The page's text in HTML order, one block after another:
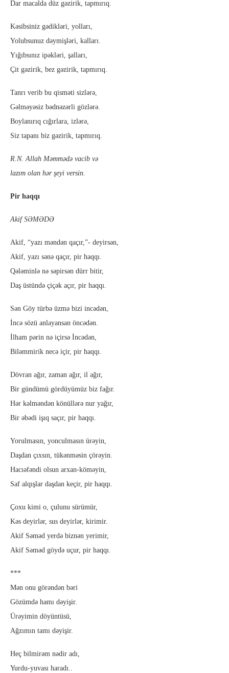
Dar macalda düz gəzirik, tapmırıq.
Kəsibsiniz gədikləri, yolları,
Yolubsunuz dəymişləri, kalları.
Yığıbsınız ipəkləri, şalları,
Çit gəzirik, bez gəzirik, tapmırıq.
Tanrı verib bu qisməti sizlərə,
Gəlməyəsiz bədnəzərli gözlərə.
Boylanırıq cığırlara, izlərə,
Siz tapanı biz gəzirik, tapmırıq.
R.N. Allah Məmmədə vacib və
lazım olan hər şeyi versin.
Pir haqqı
Akif SƏMƏDƏ
Akif, “yazı məndən qaçır,”- deyirsən,
Akif, yazı sənə qaçır, pir haqqı.
Qələminlə nə səpirsən dürr bitir,
Daş üstündə çiçək açır, pir haqqı.
Sən Göy türbə üzmə bizi incədən,
İncə sözü anlayansan öncədən.
İlham pərin nə içirsə İncədən,
Biləmmirik necə içir, pir haqqı.
Dövran ağır, zaman ağır, il ağır,
Bir gündümü gördüyümüz biz fağır.
Hər kəlməndən könüllərə nur yağır,
Bir əbədi işıq saçır, pir haqqı.
Yorulmasın, yonculmasın ürəyin,
Daşdan çıxsın, tükənməsin çörəyin.
Hacıəfəndi olsun arxan-köməyin,
Saf alqışlar daşdan keçir, pir haqqı.
Çoxu kimi o, çulunu sürümür,
Kəs deyirlər, sus deyirlər, kirimir.
Akif Səməd yerdə biznən yerimir,
Akif Səməd göydə uçur, pir haqqı.
***
Mən onu görəndən bəri
Gözümdə hamı dəyişir.
Ürəyimin döyüntüsü,
Ağzımın tamı dəyişir.
Heç bilmirəm nədir adı,
Yurdu-yuvası haradı..